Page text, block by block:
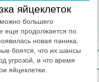
яйцеклеток
можно большего
еще продолжается по
новая паника,
боятся, что их шансы
угрозой, и что время
яйцеклетки.